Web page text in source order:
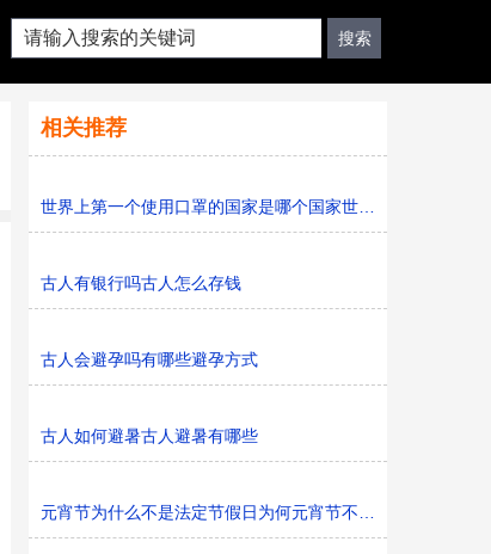
相关推荐
世界上第一个使用口罩的国家是哪个国家世界上第一只口罩
古人有银行吗古人怎么存钱
古人会避孕吗有哪些避孕方式
古人如何避暑古人避暑有哪些
元宵节为什么不是法定节假日为何元宵节不是法定节假日